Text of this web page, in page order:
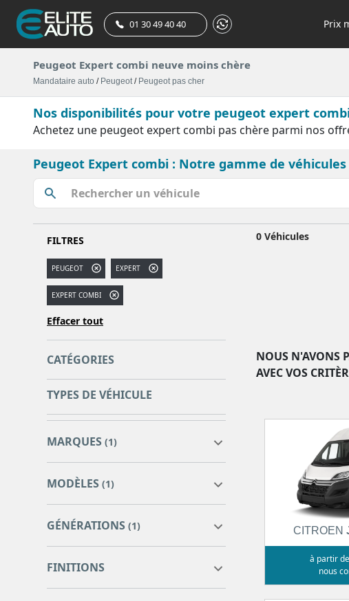
01 30 49 40 40 Prix
Peugeot Expert combi neuve moins chère
Mandataire auto / Peugeot/ Peugeot pas cher
Nos disponibilités pour votre peugeot expert
Achetez une peugeot expert combi pas chère parmi nos
Peugeot Expert combi : Notre gamme de véhicules
FILTRES
PEUGEOT EXPERT
EXPERT COMBI
Effacer tout
CATÉGORIES
TYPES DE VÉHICULE
MARQUES (1)
MODÈLES (1)
GÉNÉRATIONS (1)
FINITIONS
0 Véhicules
NOUS N'AVONS
AVEC VOS
CITROEN
à partir de
nous